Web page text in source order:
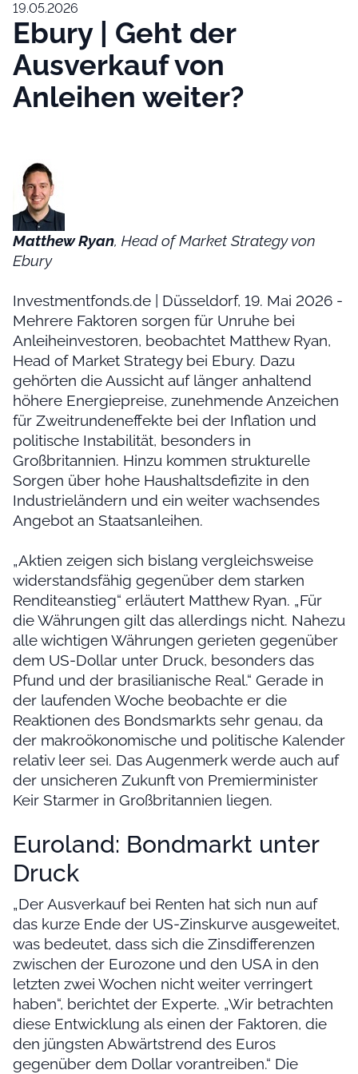
19.05.2026
Ebury | Geht der
Ausverkauf von
Anleihen weiter?
Matthew Ryan, Head of Market Strategy von
Ebury
Investmentfonds.de | Düsseldorf, 19. Mai 2026 -
Mehrere Faktoren sorgen für Unruhe bei
Anleiheinvestoren, beobachtet Matthew Ryan,
Head of Market Strategy bei Ebury. Dazu
gehörten die Aussicht auf länger anhaltend
höhere Energiepreise, zunehmende Anzeichen
für Zweitrundeneffekte bei der Inflation und
politische Instabilität, besonders in
Großbritannien. Hinzu kommen strukturelle
Sorgen über hohe Haushaltsdefizite in den
Industrieländern und ein weiter wachsendes
Angebot an Staatsanleihen.
„Aktien zeigen sich bislang vergleichsweise
widerstandsfähig gegenüber dem starken
Renditeanstieg“ erläutert Matthew Ryan. „Für
die Währungen gilt das allerdings nicht. Nahezu
alle wichtigen Währungen gerieten gegenüber
dem US-Dollar unter Druck, besonders das
Pfund und der brasilianische Real.“ Gerade in
der laufenden Woche beobachte er die
Reaktionen des Bondsmarkts sehr genau, da
der makroökonomische und politische Kalender
relativ leer sei. Das Augenmerk werde auch auf
der unsicheren Zukunft von Premierminister
Keir Starmer in Großbritannien liegen.
Euroland: Bondmarkt unter
Druck
„Der Ausverkauf bei Renten hat sich nun auf
das kurze Ende der US-Zinskurve ausgeweitet,
was bedeutet, dass sich die Zinsdifferenzen
zwischen der Eurozone und den USA in den
letzten zwei Wochen nicht weiter verringert
haben“, berichtet der Experte. „Wir betrachten
diese Entwicklung als einen der Faktoren, die
den jüngsten Abwärtstrend des Euros
gegenüber dem Dollar vorantreiben.“ Die